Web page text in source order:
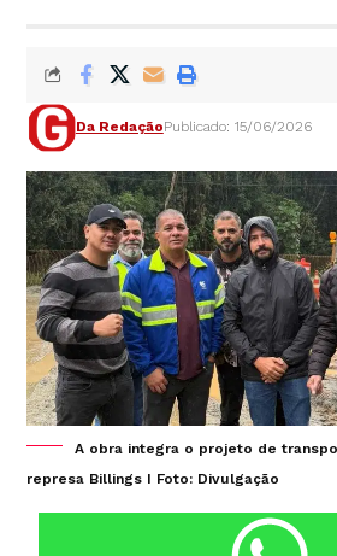
Da RedaçãoPublicado: 15/06/2026
A obra integra o projeto de
represa Billings I Foto: Divulgação